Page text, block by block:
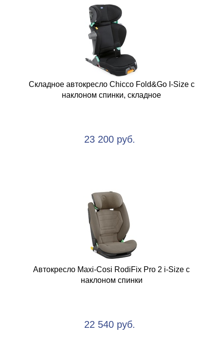
Складное автокресло Chicco Fold&Go I-Size с
наклоном спинки, складное
23 200 руб.
Автокресло Maxi-Cosi RodiFix Pro 2 i-Size с
наклоном спинки
22 540 руб.